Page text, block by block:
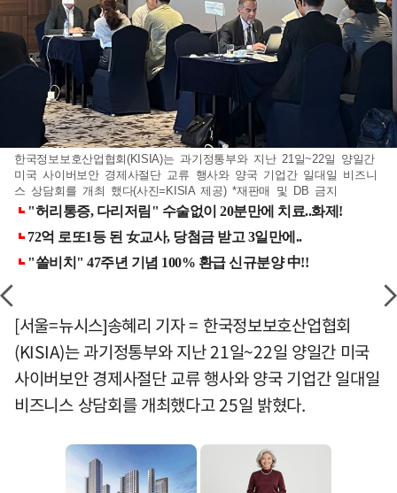
한국정보보호산업협회(KISIA)는 과기정통부와 지난 21일~22일 양일간
미국 사이버보안 경제사절단 교류 행사와 양국 기업간 일대일 비즈니
스 상담회를 개최 했다(사진=KISIA 제공) *재판매 및 DB 금지
[서울=뉴시스]송혜리 기자 = 한국정보보호산업협회
(KISIA)는 과기정통부와 지난 21일~22일 양일간 미국
사이버보안 경제사절단 교류 행사와 양국 기업간 일대일
비즈니스 상담회를 개최했다고 25일 밝혔다.